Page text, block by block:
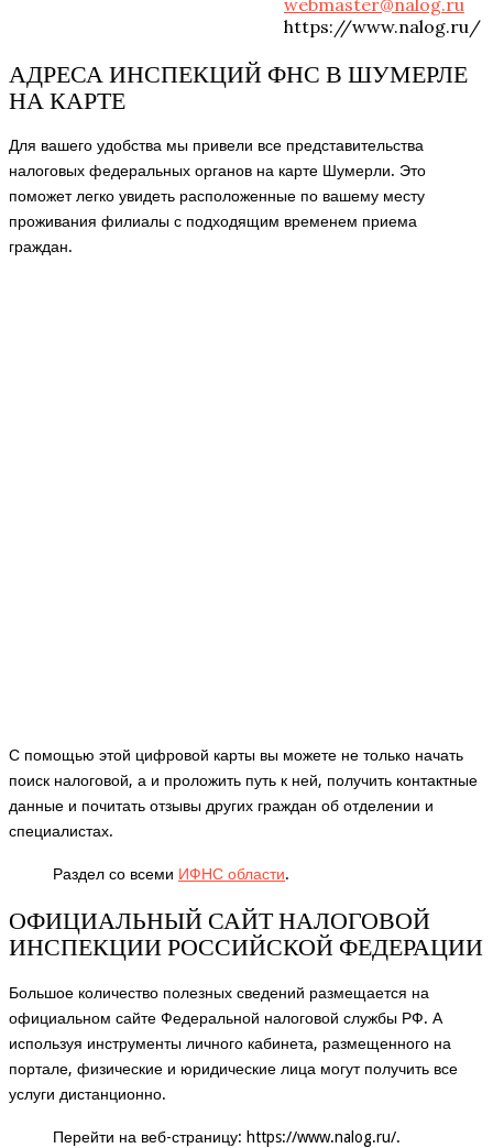
https://www.nalog.ru/
АДРЕСА ИНСПЕКЦИЙ ФНС В ШУМЕРЛЕ
НА КАРТЕ
Для вашего удобства мы привели все представительства
налоговых федеральных органов на карте Шумерли. Это
поможет легко увидеть расположенные по вашему месту
проживания филиалы с подходящим временем приема
граждан.
С помощью этой цифровой карты вы можете не только начать
поиск налоговой, а и проложить путь к ней, получить контактные
данные и почитать отзывы других граждан об отделении и
специалистах.
Раздел со всеми ИФНС области.
ОФИЦИАЛЬНЫЙ САЙТ НАЛОГОВОЙ
ИНСПЕКЦИИ РОССИЙСКОЙ ФЕДЕРАЦИИ
Большое количество полезных сведений размещается на
официальном сайте Федеральной налоговой службы РФ. А
используя инструменты личного кабинета, размещенного на
портале, физические и юридические лица могут получить все
услуги дистанционно.
Перейти на веб-страницу: https://www.nalog.ru/.